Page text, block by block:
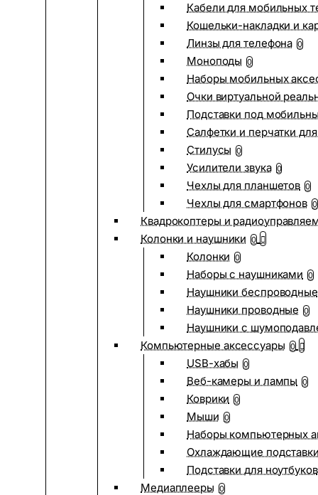
Кабели для мобильных
Кошельки-накладки и
Линзы для телефона 0
Моноподы 0
Наборы мобильных
Очки виртуальной
Подставки под
Салфетки и перчатки
Стилусы 0
Усилители звука 0
Чехлы для планшетов 0
Чехлы для смартфонов 0
Квадрокоптеры и
Колонки и наушники 0
Колонки 0
Наборы с наушниками 0
Наушники беспроводные
Наушники проводные 0
Наушники с
Компьютерные аксессуары 0
USB-хабы 0
Веб-камеры и лампы 0
Коврики 0
Мыши 0
Наборы компьютерных
Охлаждающие
Подставки для ноутбуков
Медиаплееры 0